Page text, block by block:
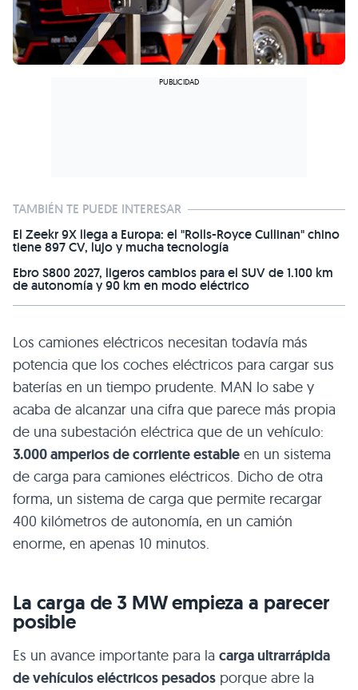
TAMBIÉN TE PUEDE INTERESAR
El Zeekr 9X llega a Europa: el "Rolls-Royce Cullinan" chino
tiene 897 CV, lujo y mucha tecnología
Ebro S800 2027, ligeros cambios para el SUV de 1.100 km
de autonomía y 90 km en modo eléctrico
Los camiones eléctricos necesitan todavía más
potencia que los coches eléctricos para cargar sus
baterías en un tiempo prudente. MAN lo sabe y
acaba de alcanzar una cifra que parece más propia
de una subestación eléctrica que de un vehículo:
3.000 amperios de corriente estable en un sistema
de carga para camiones eléctricos. Dicho de otra
forma, un sistema de carga que permite recargar
400 kilómetros de autonomía, en un camión
enorme, en apenas 10 minutos.
La carga de 3 MW empieza a parecer
posible
Es un avance importante para la carga ultrarrápida
de vehículos eléctricos pesados porque abre la